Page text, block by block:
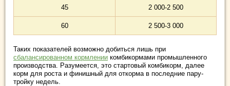
45 2 000-2 500
60 2 500-3 000
Таких показателей возможно добиться лишь при
сбалансированном кормлении комбикормами промышленного
производства. Разумеется, это стартовый комбикорм, далее
корм для роста и финишный для откорма в последние пару-
тройку недель.